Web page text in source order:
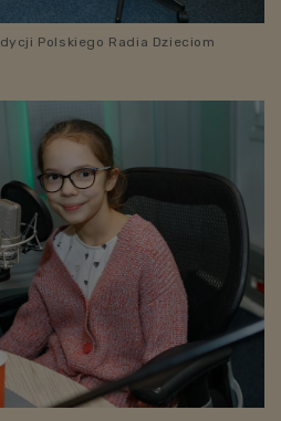
Polskiego Radia Dzieciom